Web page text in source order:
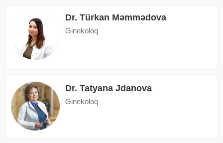
Dr. Türkan Məmmədova
Ginekoloq
Dr. Tatyana Jdanova
Ginekoloq